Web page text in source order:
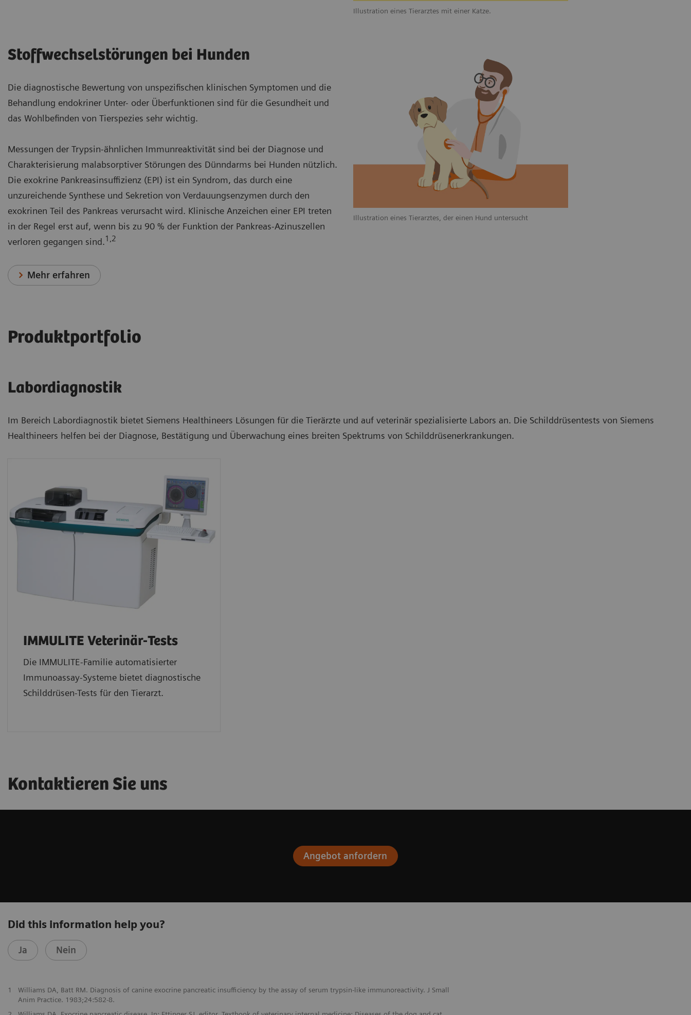
Illustration eines Tierarztes mit einer Katze.
Illustration eines Tierarztes, der einen Hund untersucht
Stoffwechselstörungen bei Hunden
Die diagnostische Bewertung von unspezifischen klinischen Symptomen und die
Behandlung endokriner Unter- oder Überfunktionen sind für die Gesundheit und
das Wohlbefinden von Tierspezies sehr wichtig.
Messungen der Trypsin-ähnlichen Immunreaktivität sind bei der Diagnose und
Charakterisierung malabsorptiver Störungen des Dünndarms bei Hunden nützlich.
Die exokrine Pankreasinsuffizienz (EPI) ist ein Syndrom, das durch eine
unzureichende Synthese und Sekretion von Verdauungsenzymen durch den
exokrinen Teil des Pankreas verursacht wird. Klinische Anzeichen einer EPI treten
in der Regel erst auf, wenn bis zu 90 % der Funktion der Pankreas-Azinuszellen
verloren gegangen sind.1,2
Mehr erfahren
Produktportfolio
Labordiagnostik
Im Bereich Labordiagnostik bietet Siemens Healthineers Lösungen für die Tierärzte und auf veterinär spezialisierte Labors an. Die Schilddrüsentests von Siemens
Healthineers helfen bei der Diagnose, Bestätigung und Überwachung eines breiten Spektrums von Schilddrüsenerkrankungen.
IMMULITE Veterinär-Tests
Die IMMULITE-Familie automatisierter
Immunoassay-Systeme bietet diagnostische
Schilddrüsen-Tests für den Tierarzt.
Kontaktieren Sie uns
Angebot anfordern
Did this information help you?
Ja Nein
1
Williams DA, Batt RM. Diagnosis of canine exocrine pancreatic insufficiency by the assay of serum trypsin-like immunoreactivity. J Small
Anim Practice. 1983;24:582-8.